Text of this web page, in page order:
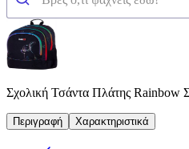
Σχολική Τσάντα Πλάτης Rainbow
Περιγραφή Χαρακτηριστικά